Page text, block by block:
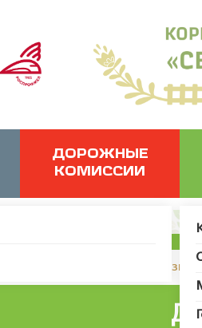
ДОРОЖНЫЕ
КОМИССИИ
:_load: Не удалось